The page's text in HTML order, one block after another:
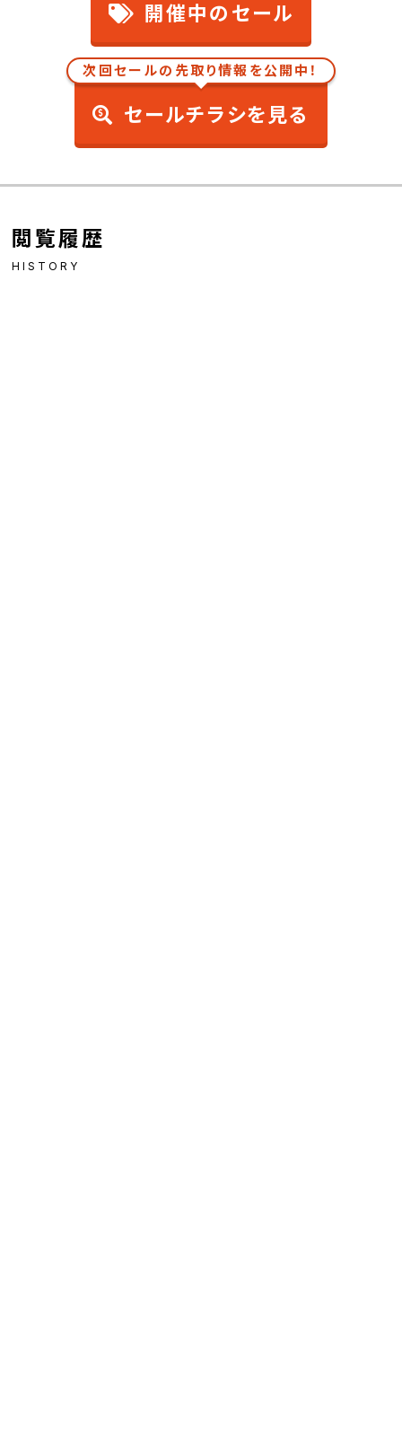
開催中のセール
次回セールの先取り情報を公開中！
セールチラシを見る
閲覧履歴
HISTORY